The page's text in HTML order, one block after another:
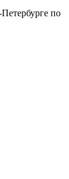
по